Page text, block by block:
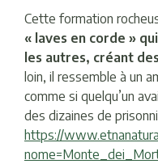
Cette formation
« laves en corde »
les autres, créant
loin, il ressemble à un
comme si quelqu’un
des dizaines de
https://